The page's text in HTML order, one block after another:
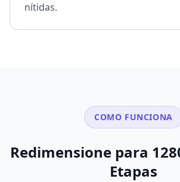
nítidas.
COMO FUNCIONA
Redimensione para
Etapas